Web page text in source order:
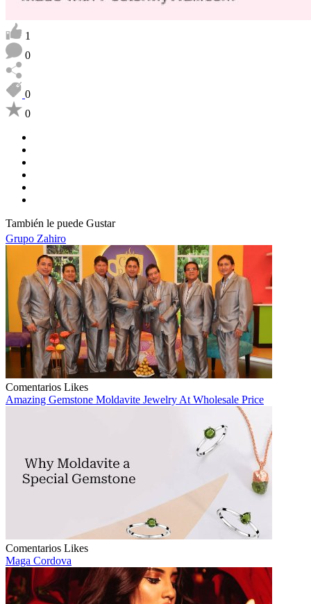
1
0
0
0
También le puede Gustar
Grupo Zahiro
Comentarios Likes
Amazing Gemstone Moldavite Jewelry At Wholesale Price
Comentarios Likes
Maga Cordova